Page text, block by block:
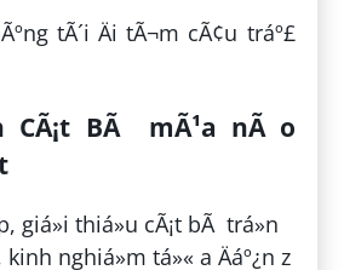
tÃ´i Äi tÃ¬m cÃ¢u tráº£
CÃ¡t BÃ mÃ¹a nÃ o